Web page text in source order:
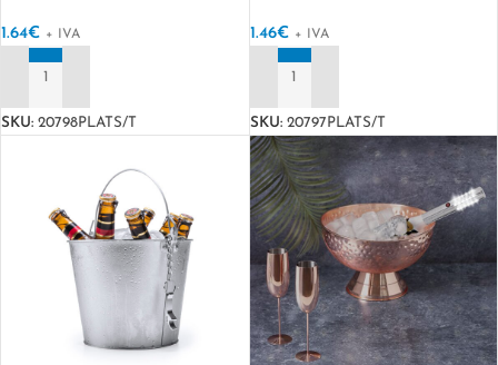
1.64€ + IVA
SKU: 20798PLATS/T
1.46€ + IVA
SKU: 20797PLATS/T